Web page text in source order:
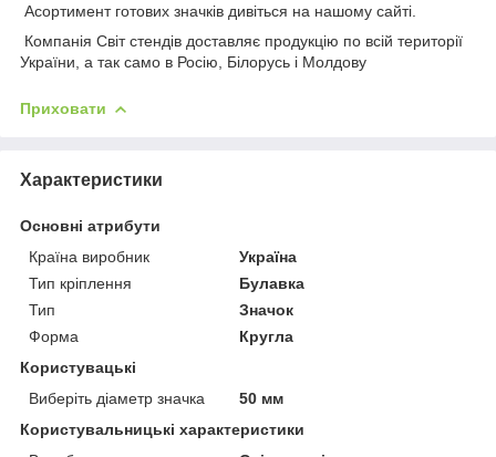
Асортимент готових значків дивіться на нашому сайті.
Компанія Світ стендів доставляє продукцію по всій території
України, а так само в Росію, Білорусь і Молдову
Приховати
Характеристики
Основні атрибути
Країна виробник
Україна
Тип кріплення
Булавка
Тип
Значок
Форма
Кругла
Користувацькі
Виберіть діаметр значка
50 мм
Користувальницькі характеристики